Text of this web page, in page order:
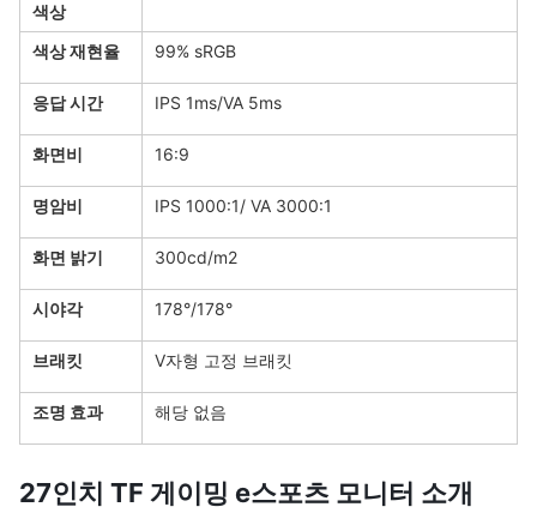
색상
색상 재현율 99% sRGB
응답 시간 IPS 1ms/VA 5ms
화면비 16:9
명암비 IPS 1000:1/ VA 3000:1
화면 밝기 300cd/m2
시야각 178°/178°
브래킷 V자형 고정 브래킷
조명 효과 해당 없음
27인치 TF 게이밍 e스포츠 모니터 소개